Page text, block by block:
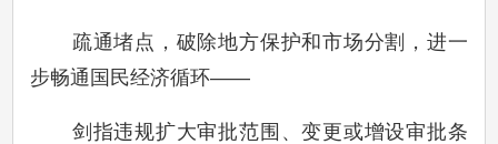
疏通堵点，破除地方保护和市场分割，进一
步畅通国民经济循环——
剑指违规扩大审批范围、变更或增设审批条